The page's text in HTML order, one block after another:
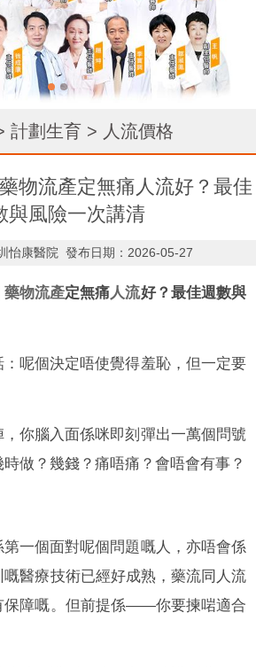
計劃生育 > 人流價格
物流產定無痛人流好？最佳
與風險一次講清
怡康醫院 發布日期：2026-05-27
藥物流產定無痛人流好？最佳週數與
：呢個決定唔使覺得羞恥，但一定要
你腦入面係咪即刻彈出一萬個問號
做？幾錢？痛唔痛？會唔會有事？
一個面對呢個問題嘅人，亦唔會係
醫療技術已經好成熟，藥流同人流
保障嘅。但前提係——你要揀啱適合